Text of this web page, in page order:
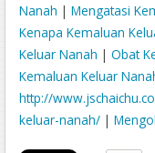
Nanah | Mengatasi
Kenapa Kemaluan
Keluar Nanah | Obat
Kemaluan Keluar
http://
keluar-nanah/ |